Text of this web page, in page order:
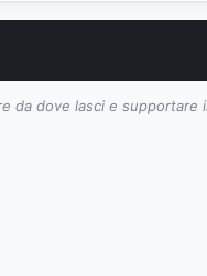
da dove lasci e supportare